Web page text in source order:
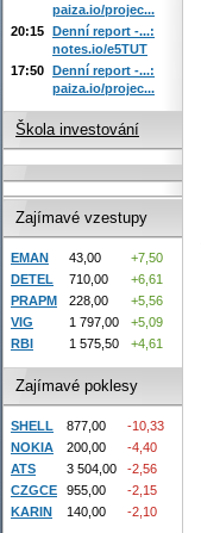
paiza.io/projec...
20:15 Denní report -...:
notes.io/e5TUT
17:50 Denní report -...:
paiza.io/projec...
Škola investování
Zajímavé vzestupy
EMAN 43,00
+7,50
DETEL
710,00
+6,61
PRAPM
228,00
+5,56
VIG
1 797,00
+5,09
RBI
1 575,50 +4,61
Zajímavé poklesy
SHELL 877,00
-10,33
NOKIA
200,00
-4,40
ATS
3 504,00
-2,56
CZGCE
955,00
-2,15
KARIN
140,00 -2,10